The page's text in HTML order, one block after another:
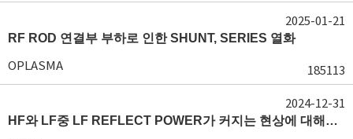
RF ROD 연결부 부하로 인한 SHUNT, SERIES 열화
OPLASMA 185113
2025-01-21
HF와 LF중 LF REFLECT POWER가 커지는 현상에 대해서 도움이 필요합니다.
2024-12-31